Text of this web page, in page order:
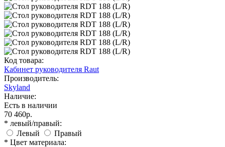
Код товара:
Кабинет руководителя Raut
Производитель:
Skyland
Наличие:
Есть в наличии
70 460р.
* левый/правый:
Левый
Правый
* Цвет материала: